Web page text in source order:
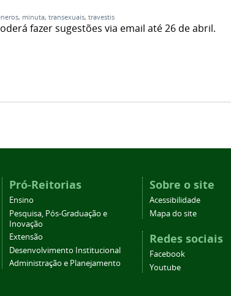
, minuta, transexuais, travestis
fazer sugestões via email até 26 de abril.
Pró-Reitorias
Ensino
Pesquisa, Pós-Graduação e
Inovação
Extensão
Desenvolvimento Institucional
Administração e Planejamento
Sobre o site
Acessibilidade
Mapa do site
Redes sociais
Facebook
Youtube